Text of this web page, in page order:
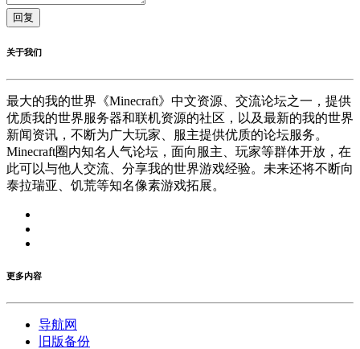
回复
关于我们
最大的我的世界《Minecraft》中文资源、交流论坛之一，提供
优质我的世界服务器和联机资源的社区，以及最新的我的世界
新闻资讯，不断为广大玩家、服主提供优质的论坛服务。
Minecraft圈内知名人气论坛，面向服主、玩家等群体开放，在
此可以与他人交流、分享我的世界游戏经验。未来还将不断向
泰拉瑞亚、饥荒等知名像素游戏拓展。
更多内容
导航网
旧版备份